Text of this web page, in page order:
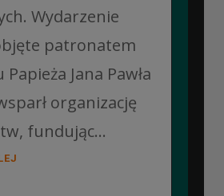
Wydarzenie
patronatem
Jana Pawła
organizację
fundując...